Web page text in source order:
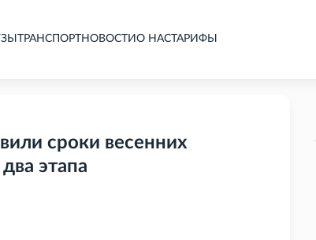
ТРАНСПОРТНОВОСТИ О НАСТАРИФЫ
сроки весенних
этапа